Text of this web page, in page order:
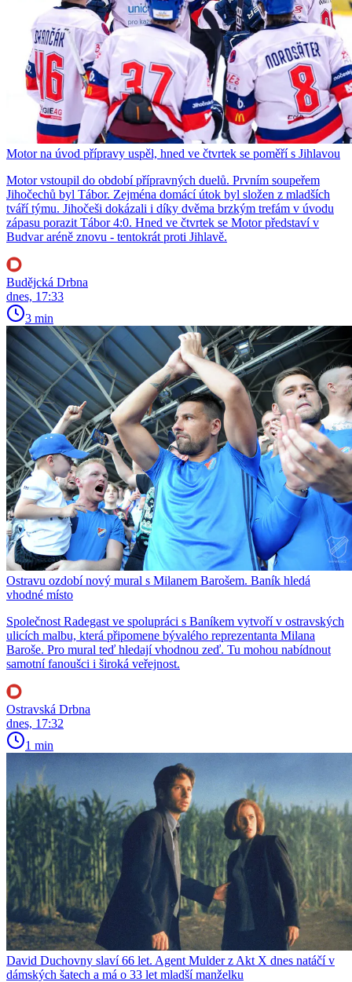
Motor na úvod přípravy uspěl, hned ve čtvrtek se poměří s Jihlavou
Motor vstoupil do období přípravných duelů. Prvním soupeřem
Jihočechů byl Tábor. Zejména domácí útok byl složen z mladších
tváří týmu. Jihočeši dokázali i díky dvěma brzkým trefám v úvodu
zápasu porazit Tábor 4:0. Hned ve čtvrtek se Motor představí v
Budvar aréně znovu - tentokrát proti Jihlavě.
Budějcká Drbna
dnes, 17:33
3 min
Ostravu ozdobí nový mural s Milanem Barošem. Baník hledá
vhodné místo
Společnost Radegast ve spolupráci s Baníkem vytvoří v ostravských
ulicích malbu, která připomene bývalého reprezentanta Milana
Baroše. Pro mural teď hledají vhodnou zeď. Tu mohou nabídnout
samotní fanoušci i široká veřejnost.
Ostravská Drbna
dnes, 17:32
1 min
David Duchovny slaví 66 let. Agent Mulder z Akt X dnes natáčí v
dámských šatech a má o 33 let mladší manželku